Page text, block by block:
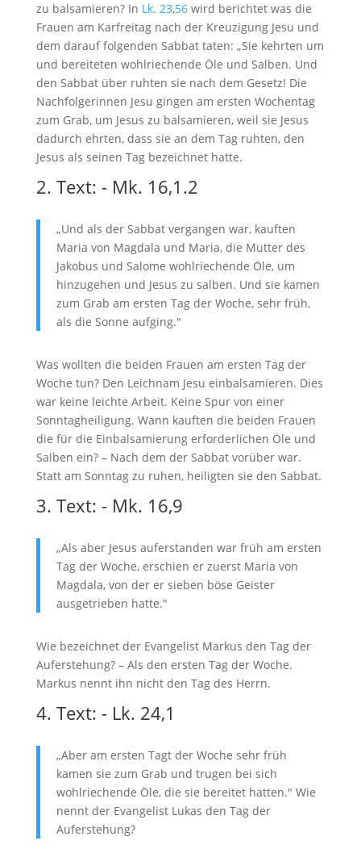
zu balsamieren? In Lk. 23,56wird berichtet was die
Frauen am Karfreitag nach der Kreuzigung Jesu und
dem darauf folgenden Sabbat taten: „Sie kehrten um
und bereiteten wohlriechende Öle und Salben. Und
den Sabbat über ruhten sie nach dem Gesetz! Die
Nachfolgerinnen Jesu gingen am ersten Wochentag
zum Grab, um Jesus zu balsamieren, weil sie Jesus
dadurch ehrten, dass sie an dem Tag ruhten, den
Jesus als seinen Tag bezeichnet hatte.
2. Text: - Mk. 16,1.2
„Und als der Sabbat vergangen war, kauften
Maria von Magdala und Maria, die Mutter des
Jakobus und Salome wohlriechende Öle, um
hinzugehen und Jesus zu salben. Und sie kamen
zum Grab am ersten Tag der Woche, sehr früh,
als die Sonne aufging."
Was wollten die beiden Frauen am ersten Tag der
Woche tun? Den Leichnam Jesu einbalsamieren. Dies
war keine leichte Arbeit. Keine Spur von einer
Sonntagheiligung. Wann kauften die beiden Frauen
die für die Einbalsamierung erforderlichen Öle und
Salben ein? – Nach dem der Sabbat vorüber war.
Statt am Sonntag zu ruhen, heiligten sie den Sabbat.
3. Text: - Mk. 16,9
„Als aber Jesus auferstanden war früh am ersten
Tag der Woche, erschien er zuerst Maria von
Magdala, von der er sieben böse Geister
ausgetrieben hatte."
Wie bezeichnet der Evangelist Markus den Tag der
Auferstehung? – Als den ersten Tag der Woche.
Markus nennt ihn nicht den Tag des Herrn.
4. Text: - Lk. 24,1
„Aber am ersten Tagt der Woche sehr früh
kamen sie zum Grab und trugen bei sich
wohlriechende Öle, die sie bereitet hatten." Wie
nennt der Evangelist Lukas den Tag der
Auferstehung?